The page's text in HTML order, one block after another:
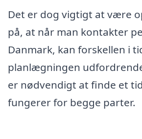
Det er dog vigtigt at være
på, at når man kontakter
Danmark, kan forskellen i
planlægningen
er nødvendigt at finde et
fungerer for begge parter.